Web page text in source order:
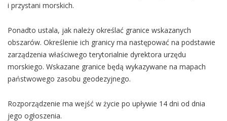
i przystani morskich.
Ponadto ustala, jak należy określać granice wskazanych
obszarów. Określenie ich granicy ma następować na podstawie
zarządzenia właściwego terytorialnie dyrektora urzędu
morskiego. Wskazane granice będą wykazywane na mapach
państwowego zasobu geodezyjnego.
Rozporządzenie ma wejść w życie po upływie 14 dni od dnia
jego ogłoszenia.